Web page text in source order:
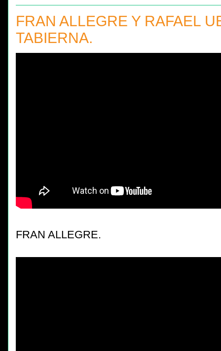
FRAN ALLEGRE Y RAFAEL
TABIERNA.
FRAN ALLEGRE.